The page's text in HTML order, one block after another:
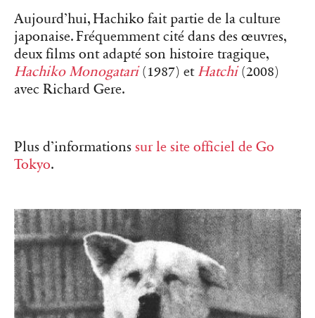
Aujourd’hui, Hachiko fait partie de la culture
japonaise. Fréquemment cité dans des œuvres,
deux films ont adapté son histoire tragique,
Hachiko Monogatari(1987) et Hatchi(2008)
avec Richard Gere.
Plus d’informations sur le site officiel de Go
Tokyo.